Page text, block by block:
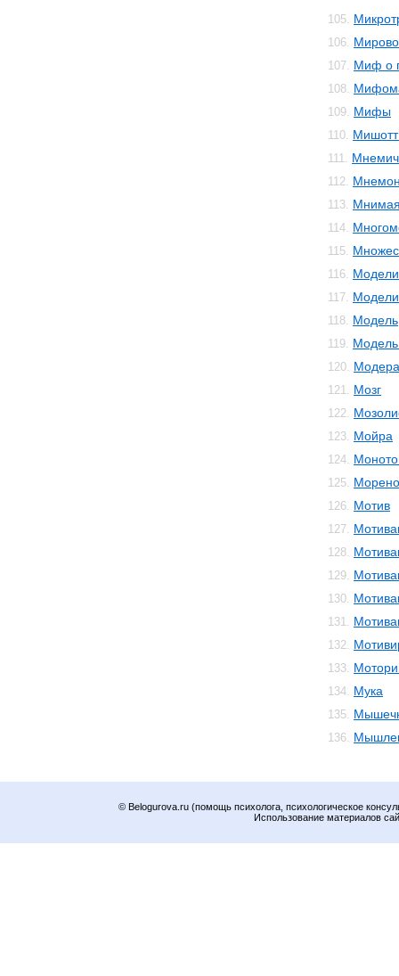
105.
106.
107. Миф о
108.
109. Мифы
110.
111.
112.
113.
114.
115.
116.
117.
118. Модель
119. Модель
120.
121. Мозг
122.
123. Мойра
124.
125.
126. Мотив
127.
128.
129.
130.
131.
132.
133.
134. Мука
135.
136.
© Belogurova.ru (помощь психолога, психологическое
Использование материалов